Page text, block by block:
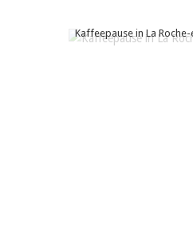
Kaffeepause in La